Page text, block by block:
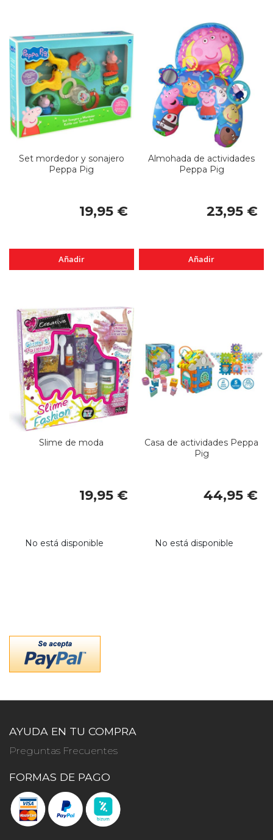
Set mordedor y sonajero
Peppa Pig
19,95 €
Añadir
Almohada de actividades
Peppa Pig
23,95 €
Añadir
Slime de moda
19,95 €
No está disponible
Casa de actividades Peppa
Pig
44,95 €
No está disponible
AYUDA EN TU COMPRA
Preguntas Frecuentes
FORMAS DE PAGO